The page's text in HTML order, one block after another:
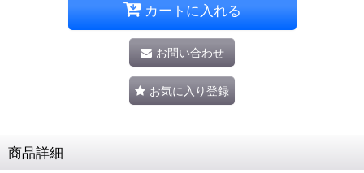
カートに入れる
お問い合わせ
お気に入り登録
商品詳細